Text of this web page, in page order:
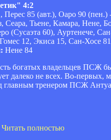
4:2
Перес 85 (авт.), Оаро 90 (пен.)
Сеара, Тьене, Камара, Нене,
(Сусаэта 60), Ауртенече,
12, Экиса 15, Сан-Хосе
Нене 84
богатых владельцев ПСЖ
далеко не всех. Во-
тренером ПСЖ
Читать полностью